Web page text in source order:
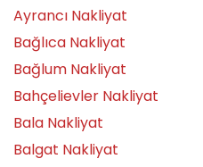
Ayrancı Nakliyat
Bağlıca Nakliyat
Bağlum Nakliyat
Bahçelievler Nakliyat
Bala Nakliyat
Balgat Nakliyat